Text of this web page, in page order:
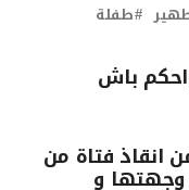
طفلة
باش
انقاذ فتاة من
وجهتها و